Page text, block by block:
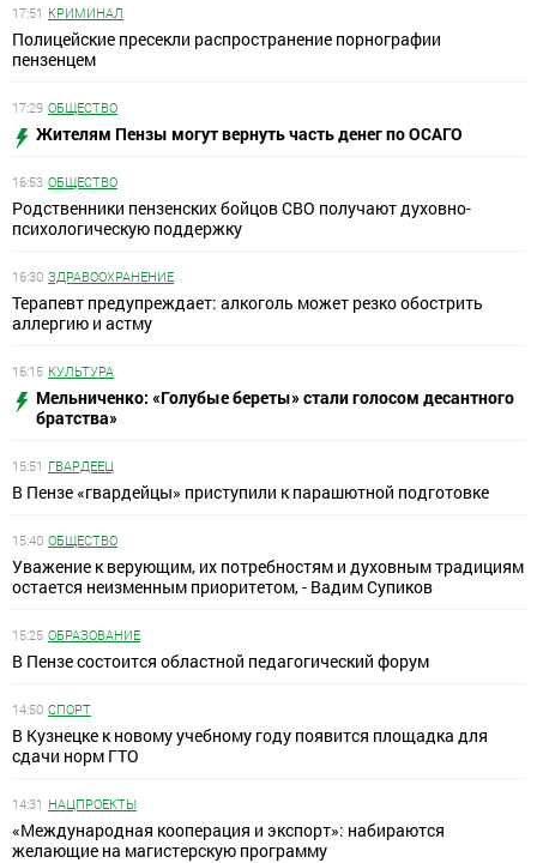
17:51 КРИМИНАЛ
Полицейские пресекли распространение порнографии
пензенцем
17:29 ОБЩЕСТВО
Жителям Пензы могут вернуть часть денег по ОСАГО
16:53 ОБЩЕСТВО
Родственники пензенских бойцов СВО получают духовно-
психологическую поддержку
16:30 ЗДРАВООХРАНЕНИЕ
Терапевт предупреждает: алкоголь может резко обострить
аллергию и астму
16:15 КУЛЬТУРА
Мельниченко: «Голубые береты» стали голосом десантного
братства»
15:51 ГВАРДЕЕЦ
В Пензе «гвардейцы» приступили к парашютной подготовке
15:40 ОБЩЕСТВО
Уважение к верующим, их потребностям и духовным традициям
остается неизменным приоритетом, - Вадим Супиков
15:25 ОБРАЗОВАНИЕ
В Пензе состоится областной педагогический форум
14:50 СПОРТ
В Кузнецке к новому учебному году появится площадка для
сдачи норм ГТО
14:31 НАЦПРОЕКТЫ
«Международная кооперация и экспорт»: набираются
желающие на магистерскую программу